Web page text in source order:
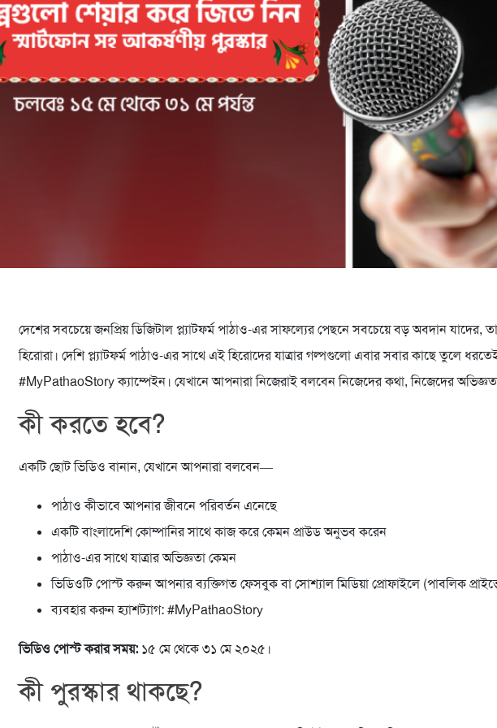
দেশের সবচেয়ে জনপ্রিয় ডিজিটাল প্ল্যাটফর্ম পাঠাও-এর সাফল্যের পেছনে সবচেয়ে বড় অবদান যাদের,
হিরোরা। দেশি প্ল্যাটফর্ম পাঠাও-এর সাথে এই হিরোদের যাত্রার গল্পগুলো এবার সবার কাছে তুলে
#MyPathaoStory ক্যাম্পেইন। যেখানে আপনারা নিজেরাই বলবেন নিজেদের কথা, নিজেদের
কী করতে হবে?
একটি ছোট ভিডিও বানান, যেখানে আপনারা বলবেন—
পাঠাও কীভাবে আপনার জীবনে পরিবর্তন এনেছে
একটি বাংলাদেশি কোম্পানির সাথে কাজ করে কেমন প্রাউড অনুভব করেন
পাঠাও-এর সাথে যাত্রার অভিজ্ঞতা কেমন
ভিডিওটি পোস্ট করুন আপনার ব্যক্তিগত ফেসবুক বা সোশ্যাল মিডিয়া প্রোফাইলে (পাবলিক
ব্যবহার করুন হ্যাশট্যাগ: #MyPathaoStory
ভিডিও পোস্ট করার সময়: ১৫ মে থেকে ৩১ মে ২০২৫।
কী পুরস্কার থাকছে?